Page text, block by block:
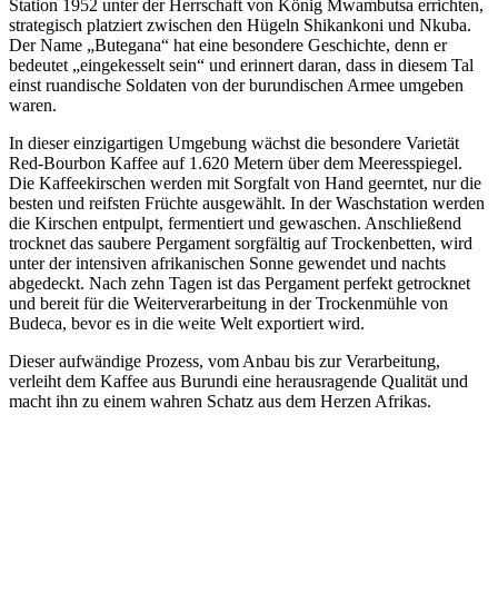
Station 1952 unter der Herrschaft von König Mwambutsa errichten,
strategisch platziert zwischen den Hügeln Shikankoni und Nkuba.
Der Name „Butegana“ hat eine besondere Geschichte, denn er
bedeutet „eingekesselt sein“ und erinnert daran, dass in diesem Tal
einst ruandische Soldaten von der burundischen Armee umgeben
waren.
In dieser einzigartigen Umgebung wächst die besondere Varietät
Red-Bourbon Kaffee auf 1.620 Metern über dem Meeresspiegel.
Die Kaffeekirschen werden mit Sorgfalt von Hand geerntet, nur die
besten und reifsten Früchte ausgewählt. In der Waschstation werden
die Kirschen entpulpt, fermentiert und gewaschen. Anschließend
trocknet das saubere Pergament sorgfältig auf Trockenbetten, wird
unter der intensiven afrikanischen Sonne gewendet und nachts
abgedeckt. Nach zehn Tagen ist das Pergament perfekt getrocknet
und bereit für die Weiterverarbeitung in der Trockenmühle von
Budeca, bevor es in die weite Welt exportiert wird.
Dieser aufwändige Prozess, vom Anbau bis zur Verarbeitung,
verleiht dem Kaffee aus Burundi eine herausragende Qualität und
macht ihn zu einem wahren Schatz aus dem Herzen Afrikas.